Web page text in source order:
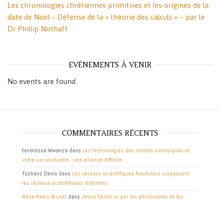
Les chronologies chrétiennes primitives et les origines de la
date de Noël – Défense de la « théorie des calculs » – par le
Dr Phillip Nothaft
EVÉNEMENTS À VENIR
No events are found.
COMMENTAIRES RÉCENTS
tendresse Mwanza dans Les technologies des médias numériques et
votre vie spirituelle : une alliance difficile
Tschanz Denis dans Les réseaux scientifiques frauduleux surpassent
les réseaux scientifiques légitimes.
Rene-Henry Brunet dans Jésus-Christ vu par les philosophes et les